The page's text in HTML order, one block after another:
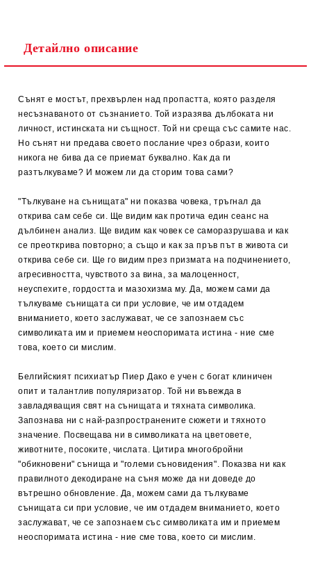
Детайлно описание
Сънят е мостът, прехвърлен над пропастта, която разделя
несъзнаваното от съзнанието. Той изразява дълбоката ни
личност, истинската ни същност. Той ни среща със самите нас.
Но сънят ни предава своето послание чрез образи, които
никога не бива да се приемат буквално. Как да ги
разтълкуваме? И можем ли да сторим това сами?
"Тълкуване на сънищата" ни показва човека, тръгнал да
открива сам себе си. Ще видим как протича един сеанс на
дълбинен анализ. Ще видим как човек се саморазрушава и как
се преоткрива повторно; а също и как за пръв път в живота си
открива себе си. Ще го видим през призмата на подчинението,
агресивността, чувството за вина, за малоценност,
неуспехите, гордостта и мазохизма му. Да, можем сами да
тълкуваме сънищата си при условие, че им отдадем
вниманието, което заслужават, че се запознаем със
символиката им и приемем неоспоримата истина - ние сме
това, което си мислим.
Белгийският психиатър Пиер Дако е учен с богат клиничен
опит и талантлив популяризатор. Той ни въвежда в
завладяващия свят на сънищата и тяхната символика.
Запознава ни с най-разпространените сюжети и тяхното
значение. Посвещава ни в символиката на цветовете,
животните, посоките, числата. Цитира многобройни
"обикновени" сънища и "големи съновидения". Показва ни как
правилното декодиране на съня може да ни доведе до
вътрешно обновление. Да, можем сами да тълкуваме
сънищата си при условие, че им отдадем вниманието, което
заслужават, че се запознаем със символиката им и приемем
неоспоримата истина - ние сме това, което си мислим.